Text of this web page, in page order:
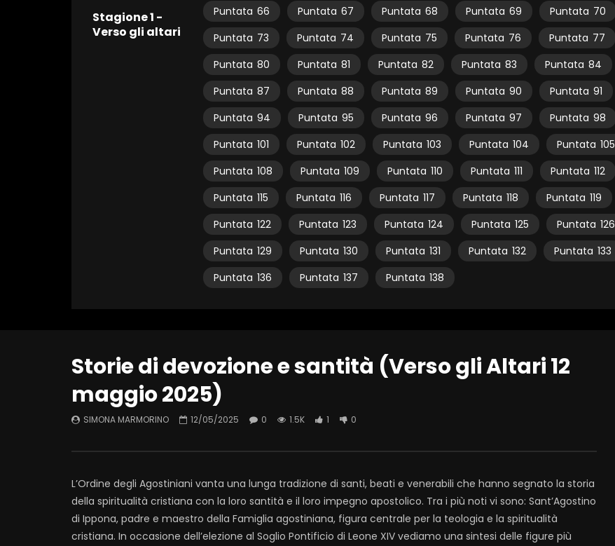
Stagione 1 -
Verso gli altari
Puntata 66 Puntata 67 Puntata 68 Puntata 69 Puntata 70
Puntata 73 Puntata 74 Puntata 75 Puntata 76 Puntata 77
Puntata 80 Puntata 81 Puntata 82 Puntata 83 Puntata 84
Puntata 87 Puntata 88 Puntata 89 Puntata 90 Puntata 91
Puntata 94 Puntata 95 Puntata 96 Puntata 97 Puntata 98
Puntata 101 Puntata 102 Puntata 103 Puntata 104 Puntata 105
Puntata 108 Puntata 109 Puntata 110 Puntata 111 Puntata 112
Puntata 115 Puntata 116 Puntata 117 Puntata 118 Puntata 119
Puntata 122 Puntata 123 Puntata 124 Puntata 125 Puntata 126
Puntata 129 Puntata 130 Puntata 131 Puntata 132 Puntata 133
Puntata 136 Puntata 137 Puntata 138
Storie di devozione e santità (Verso gli Altari 12
maggio 2025)
SIMONA MARMORINO 12/05/2025 0 1.5K 1 0
L’Ordine degli Agostiniani vanta una lunga tradizione di santi, beati e venerabili che hanno segnato la storia
della spiritualità cristiana con la loro santità e il loro impegno apostolico. Tra i più noti vi sono: Sant’Agostino
di Ippona, padre e maestro della Famiglia agostiniana, figura centrale per la teologia e la spiritualità
cristiana. In occasione dell’elezione al Soglio Pontificio di Leone XIV vediamo una sintesi delle figure più